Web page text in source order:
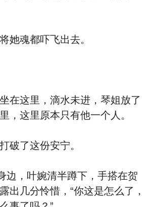
她魂都吓飞出去。
在这里，滴水未进，琴姐放了
，这里原本只有他一个人。
破了这份安宁。
边，叶婉清半蹲下，手搭在贺
出几分怜惜，“你这是怎么了，